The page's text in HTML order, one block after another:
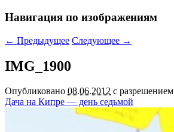
Навигация по изображениям
← Предыдущее Следующее →
IMG_1900
Опубликовано 08.06.2012 с разрешением
Дача на Кипре — день седьмой